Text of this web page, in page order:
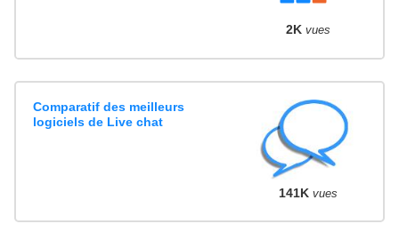
2K vues
Comparatif des meilleurs
logiciels de Live chat
141K vues